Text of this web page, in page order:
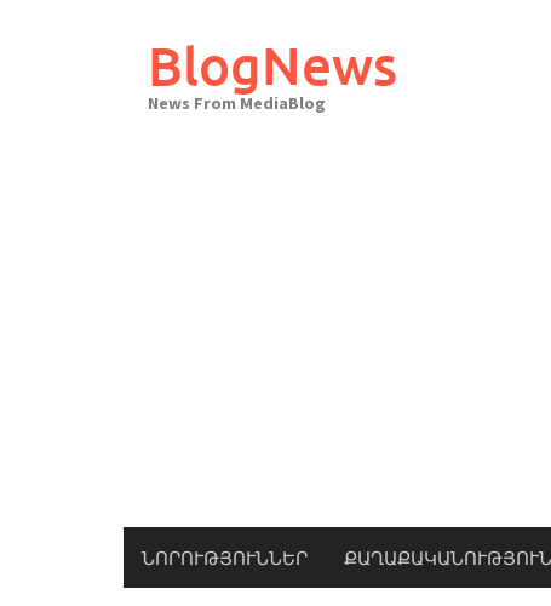
BlogNews
News From MediaBlog
ՆՈՐՈՒԹՅՈՒՆՆԵՐ ՔԱՂԱՔԱԿԱՆՈՒԹՅՈՒՆ